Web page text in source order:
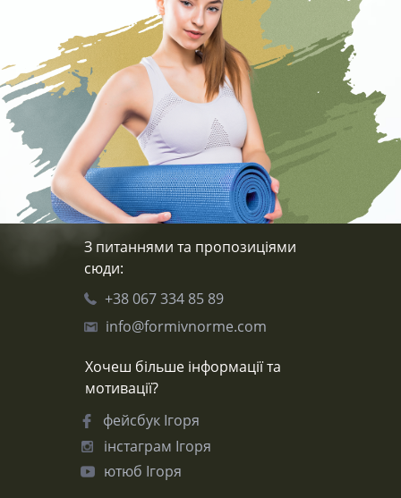
ютюб Ігоря
Хочеш більше інформації та
мотивації?
інстаграм Ігоря
фейсбук Ігоря
info@formivnorme.com
+38 067 334 85 89
З питаннями та пропозиціями
сюди: